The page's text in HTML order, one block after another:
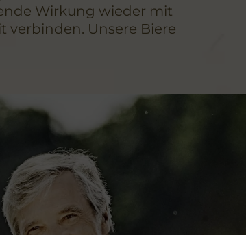
Wirkung wieder mit
verbinden. Unsere Biere